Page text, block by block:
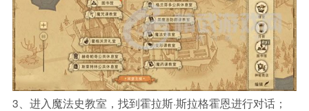
3、进入魔法史教室，找到霍拉斯·斯拉格霍恩进行对话；